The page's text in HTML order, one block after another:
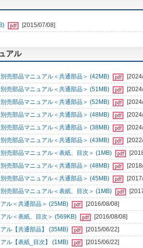
[2015/07/08]
アル
売部品マニュアル＜共通部品＞ (42MB)
売部品マニュアル＜共通部品＞ (51MB)
売部品マニュアル＜共通部品＞ (52MB)
売部品マニュアル＜共通部品＞ (48MB)
売部品マニュアル＜共通部品＞ (38MB)
売部品マニュアル＜共通部品＞ (43MB)
売部品マニュアル＜表紙、目次＞ (1MB)
売部品マニュアル＜共通部品＞ (48MB)
売部品マニュアル＜共通部品＞ (45MB)
売部品マニュアル＜表紙、目次＞ (1MB)
ル＜共通部品＞ (25MB)
[2016/08/08]
ル＜表紙、目次＞ (569KB)
[2016/08/08]
ル【共通部品】 (35MB)
[2015/06/22]
ル【表紙_目次】 (1MB)
[2015/06/22]